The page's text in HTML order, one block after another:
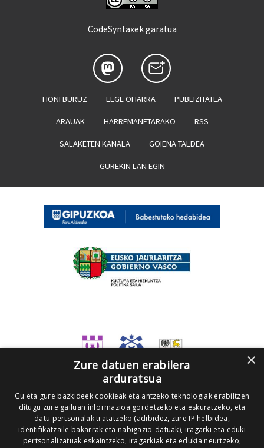
CodeSyntaxek garatua
HONI BURUZ LEGE OHARRA PUBLIZITATEA
ARAUAK HARREMANETARAKO RSS
SALAKETEN KANALA GOIENA TALDEA
GUREKIN LAN EGIN
×
Zure datuen erabilera
arduratsua
Gu eta gure bazkideek cookieak eta antzeko teknologiak erabiltzen
ditugu zure gailuan informazioa gordetzeko eta eskuratzeko, eta
datu pertsonalak tratatzeko (adibidez, zure IP helbidea,
identifikatzaile bakarrak eta nabigazio-datuak), iragarki eta eduki
pertsonalizatuak eskaintzeko, iragarkiak eta edukia neurtzeko,